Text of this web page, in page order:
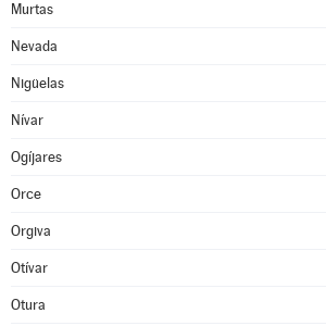
Murtas
Nevada
Nigüelas
Nívar
Ogíjares
Orce
Orgiva
Otívar
Otura